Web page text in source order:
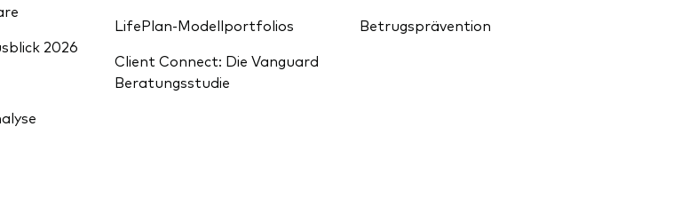
2026
LifePlan-Modellportfolios
Client Connect: Die Vanguard
Beratungsstudie
Betrugsprävention